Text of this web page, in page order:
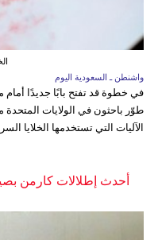
واشنطن ـ السعودية اليوم
في خطوة قد تفتح بابًا جديدًا
طوّر باحثون في الولايات المتحدة
الآليات التي تستخدمها الخلايا
أحدث إطلالات كارمن